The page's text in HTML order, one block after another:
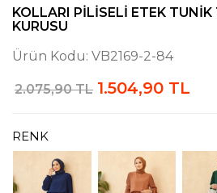
KOLLARI PILISELI ETEK TUNIK
KURUSU
Ürün Kodu: VB2169-2-84
2.075,90 TL 1.504,90 TL
RENK